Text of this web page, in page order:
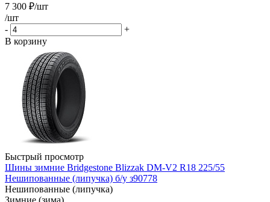
7 300 ₽/шт
/шт
-
+
В корзину
Быстрый просмотр
Шины зимние Bridgestone Blizzak DM-V2 R18 225/55
Нешипованные (липучка) б/у з90778
Нешипованные (липучка)
Зимние (зима)